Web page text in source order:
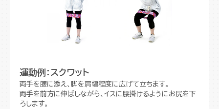
運動例：スクワット
両手を腰に添え、脚を肩幅程度に広げて立ちます。
両手を前方に伸ばしながら、イスに腰掛けるようにお尻を下
ろします。